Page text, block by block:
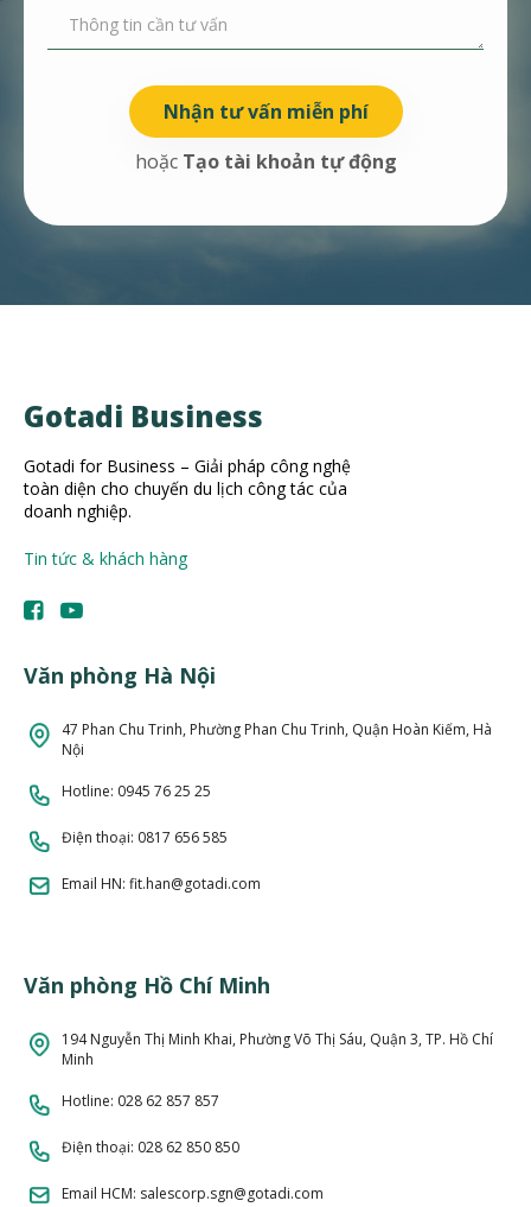
Nhận tư vấn miễn phí
hoặc Tạo tài khoản tự động
Gotadi Business
Gotadi for Business – Giải pháp công nghệ
toàn diện cho chuyến du lịch công tác của
doanh nghiệp.
Tin tức & khách hàng
Văn phòng Hà Nội
47 Phan Chu Trinh, Phường Phan Chu Trinh, Quận Hoàn Kiếm, Hà
Nội
Hotline: 0945 76 25 25
Điện thoại: 0817 656 585
Email HN: fit.han@gotadi.com
Văn phòng Hồ Chí Minh
194 Nguyễn Thị Minh Khai, Phường Võ Thị Sáu, Quận 3, TP. Hồ Chí
Minh
Hotline: 028 62 857 857
Điện thoại: 028 62 850 850
Email HCM: salescorp.sgn@gotadi.com